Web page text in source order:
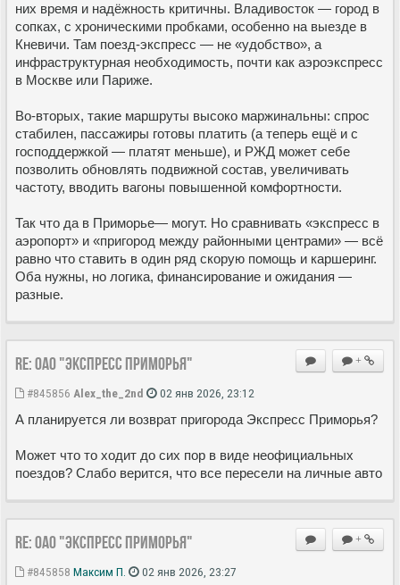
них время и надёжность критичны. Владивосток — город в
сопках, с хроническими пробками, особенно на выезде в
Кневичи. Там поезд-экспресс — не «удобство», а
инфраструктурная необходимость, почти как аэроэкспресс
в Москве или Париже.
Во-вторых, такие маршруты высоко маржинальны: спрос
стабилен, пассажиры готовы платить (а теперь ещё и с
господдержкой — платят меньше), и РЖД может себе
позволить обновлять подвижной состав, увеличивать
частоту, вводить вагоны повышенной комфортности.
Так что да в Приморье— могут. Но сравнивать «экспресс в
аэропорт» и «пригород между районными центрами» — всё
равно что ставить в один ряд скорую помощь и каршеринг.
Оба нужны, но логика, финансирование и ожидания —
разные.
+
Re: ОАО "Экспресс Приморья"
#845856 Alex_the_2nd 02 янв 2026, 23:12
А планируется ли возврат пригорода Экспресс Приморья?
Может что то ходит до сих пор в виде неофициальных
поездов? Слабо верится, что все пересели на личные авто
+
Re: ОАО "Экспресс Приморья"
#845858 Максим П. 02 янв 2026, 23:27